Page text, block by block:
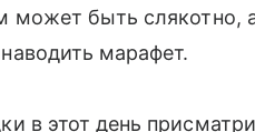
быть слякотно, а
марафет.
в этот день